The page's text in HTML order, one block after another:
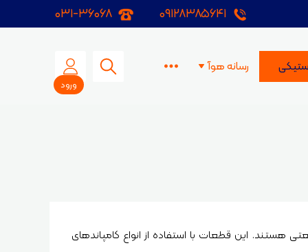
۰۹۱۲۸۳۸۵۶۴۱ ۰۳۱-۳۶۰۶۸
رسانه هوآ
ورود
هستند. این قطعات با استفاده از انواع کامپاندهای